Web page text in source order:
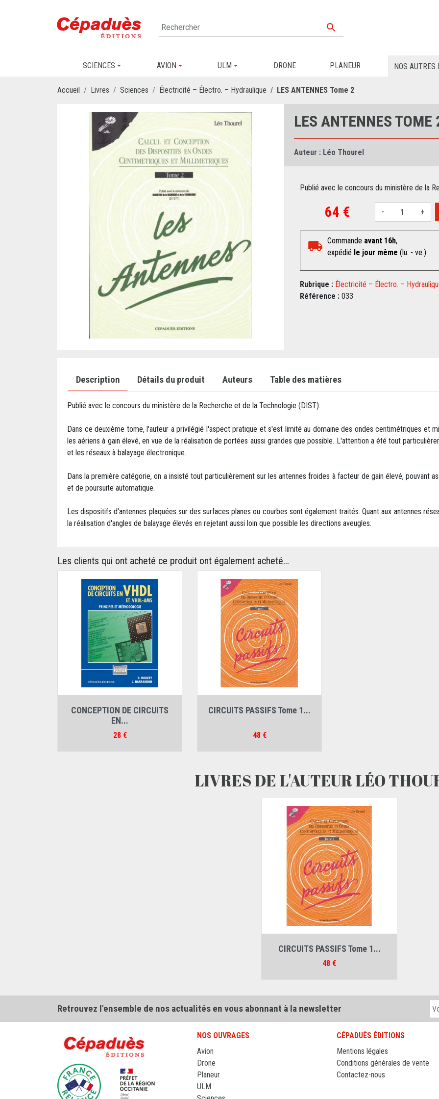

SCIENCES AVION ULM DRONE PLANEUR NOS AUTRES
Accueil Livres Sciences Électricité – Électro. – Hydraulique LES ANTENNES Tome 2
LES ANTENNES TOME
Auteur : Léo Thourel
Publié avec le concours du ministère de la
64 € - +
Commande avant 16h,
expédié le jour même (lu. - ve.)
Rubrique : Électricité – Électro. –
Référence :033
Description Détails du produit Auteurs Table des matières
Publié avec le concours du ministère de la Recherche et de la Technologie (DIST).
Dans ce deuxième tome, l'auteur a privilégié l'aspect pratique et s'est limité au domaine des ondes centimétriques et
les aériens à gain élevé, en vue de la réalisation de portées aussi grandes que possible. L'attention a été tout
et les réseaux à balayage électronique.
Dans la première catégorie, on a insisté tout particulièrement sur les antennes froides à facteur de gain élevé, pouvant
et de poursuite automatique.
Les dispositifs d'antennes plaquées sur des surfaces planes ou courbes sont également traités. Quant aux antennes
la réalisation d'angles de balayage élevés en rejetant aussi loin que possible les directions aveugles.
Les clients qui ont acheté ce produit ont également acheté...
Ludovic Barrandon, Dominique Houzet
CONCEPTION DE CIRCUITS
EN...
Prix
28 €
CIRCUITS PASSIFS Tome 1...
Prix
48 €
LIVRES DE L'AUTEUR LÉO
CIRCUITS PASSIFS Tome 1...
Prix
48 €
Retrouvez l'ensemble de nos actualités en vous abonnant à la newsletter
NOS OUVRAGES
Avion
Drone
Planeur
ULM
CÉPADUÈS ÉDITIONS
Mentions légales
Conditions générales de vente
Contactez-nous